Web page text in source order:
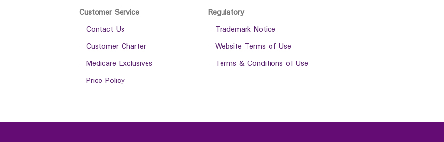
Customer Service
- Contact Us
- Customer Charter
- Medicare Exclusives
- Price Policy
Regulatory
- Trademark Notice
- Website Terms of Use
- Terms & Conditions of Use